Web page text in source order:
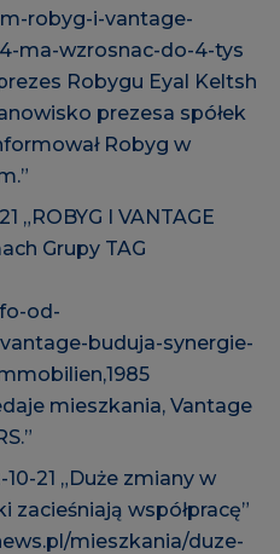
robyg-i-vantage-
ma-wzrosnac-do-4-tys
Robygu Eyal Keltsh
prezesa spółek
Robyg w
„ROBYG I VANTAGE
Grupy TAG
od-
buduja-synergie-
mieszkania, Vantage
10-21 „Duże zmiany w
zacieśniają współpracę”
mieszkania/duze-